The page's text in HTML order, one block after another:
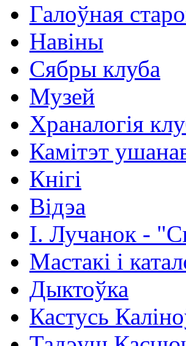
Галоўная
Навіны
Сябры клуба
Музей
Храналогія
Камітэт
Кнігі
Відэа
І. Лучанок -
Мастакі i
Дыктоўка
Кастусь